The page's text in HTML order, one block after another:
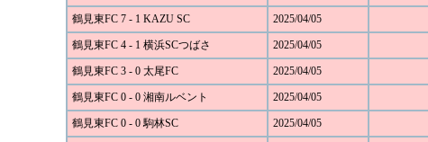
鶴見東FC 7 - 1 KAZU SC 2025/04/05
鶴見東FC 4 - 1 横浜SCつばさ 2025/04/05
鶴見東FC 3 - 0 太尾FC 2025/04/05
鶴見東FC 0 - 0 湘南ルベント 2025/04/05
鶴見東FC 0 - 0 駒林SC 2025/04/05